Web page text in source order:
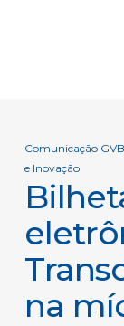
Comunicação
e Inovação
na